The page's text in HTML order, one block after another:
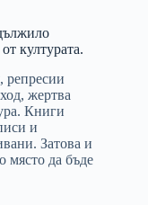
културата.
репресии
жертва
Книги
и
Затова и
място да бъде